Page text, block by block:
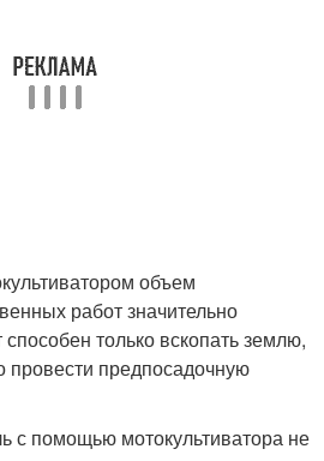
объем
работ значительно
способен только вскопать землю,
предпосадочную
с помощью мотокультиватора не